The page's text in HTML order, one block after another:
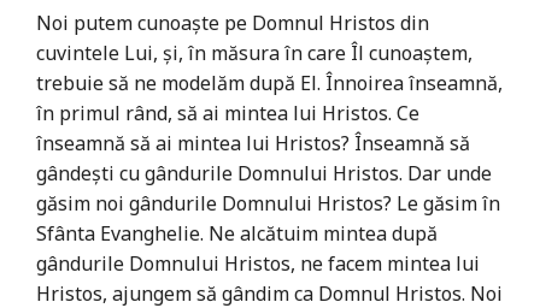
Noi putem cunoaşte pe Domnul Hristos din
cuvintele Lui, şi, în măsura în care Îl cunoaştem,
trebuie să ne modelăm după El. Înnoirea înseamnă,
în primul rând, să ai mintea lui Hristos. Ce
înseamnă să ai mintea lui Hristos? Înseamnă să
gândeşti cu gândurile Domnului Hristos. Dar unde
găsim noi gândurile Domnului Hristos? Le găsim în
Sfânta Evanghelie. Ne alcătuim mintea după
gândurile Domnului Hristos, ne facem mintea lui
Hristos, ajungem să gândim ca Domnul Hristos. Noi